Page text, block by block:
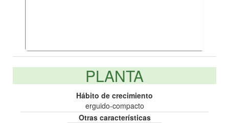
PLANTA
Hábito de crecimiento
erguido-compacto
Otras características